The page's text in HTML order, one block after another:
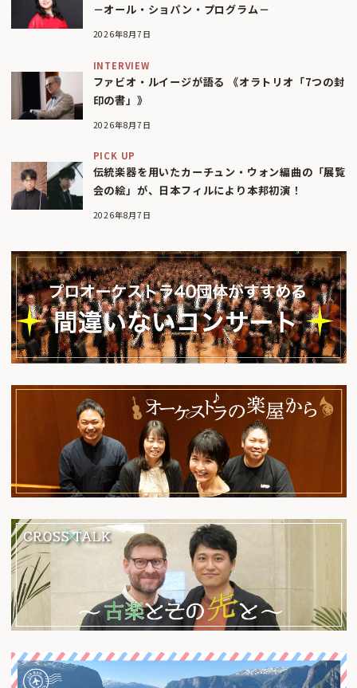
－オール・ショパン・プログラム－
2026年8月7日
INTERVIEW
ファビオ・ルイージが語る 《オラトリオ「7つの封
印の書」》
2026年8月7日
PICK UP
伝統楽器を用いたカーチュン・ウォン編曲の「展覧
会の絵」が、日本フィルにより本邦初演！
2026年8月7日